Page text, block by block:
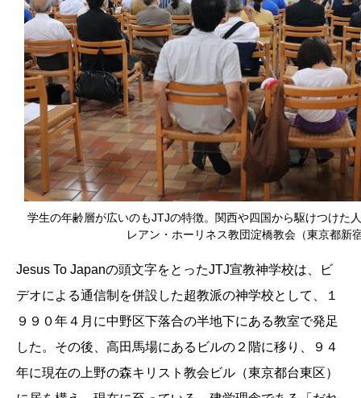
学生の年齢層が広いのもJTJの特徴。関西や四国から駆けつけた
レアン・ホーリネス教団淀橋教会（東京都新
Jesus To Japanの頭文字をとったJTJ宣教神学校は、ビ
デオによる通信制を併設した超教派の神学校として、１
９９０年４月に中野区下落合の半地下にある教室で発足
した。その後、高田馬場にあるビルの２階に移り、９４
年に現在の上野の森キリスト教会ビル（東京都台東区）